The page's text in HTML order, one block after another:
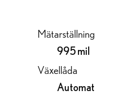
Mätarställning
995 mil
Växellåda
Automat